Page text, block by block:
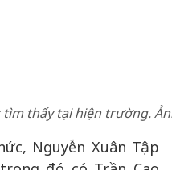
tìm thấy tại hiện trường.
Nguyễn Xuân Tập